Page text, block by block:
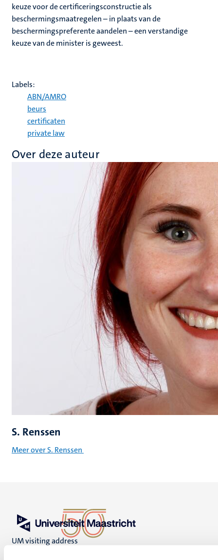
keuze voor de certificeringsconstructie als
beschermingsmaatregelen – in plaats van de
beschermingspreferente aandelen – een verstandige
keuze van de minister is geweest.
Labels:
ABN/AMRO
beurs
certificaten
private law
Over deze auteur
S. Renssen
Meer over S. Renssen
UM visiting address